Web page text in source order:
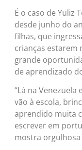
É o caso de Yuliz
desde junho do
filhas, que
crianças estarem
grande
de aprendizado
“Lá na Venezuela
vão à escola,
aprendido muita
escrever em
mostra orgulhosa